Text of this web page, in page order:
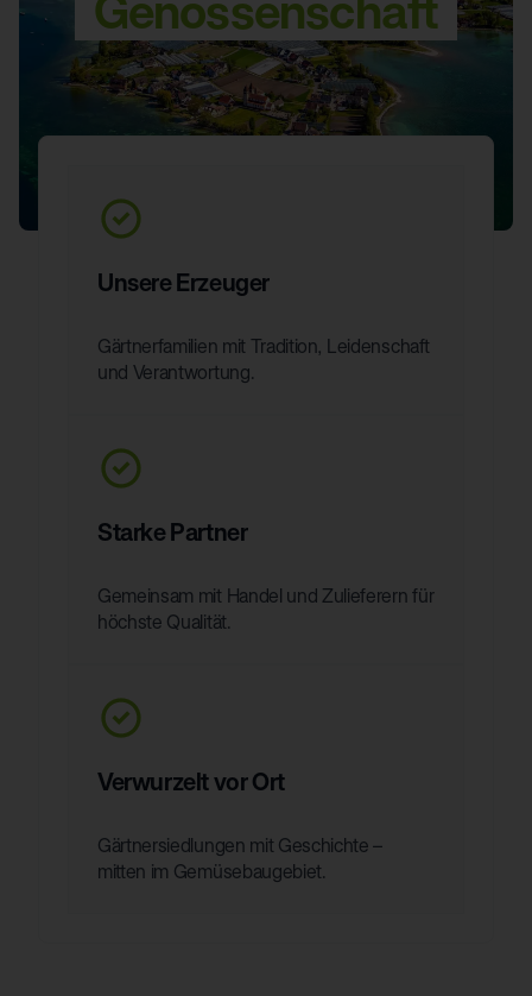
Unsere Erzeuger
Gärtnerfamilien mit Tradition, Leidenschaft
und Verantwortung.
Starke Partner
Gemeinsam mit Handel und Zulieferern für
höchste Qualität.
Verwurzelt vor Ort
Gärtnersiedlungen mit Geschichte –
mitten im Gemüsebaugebiet.